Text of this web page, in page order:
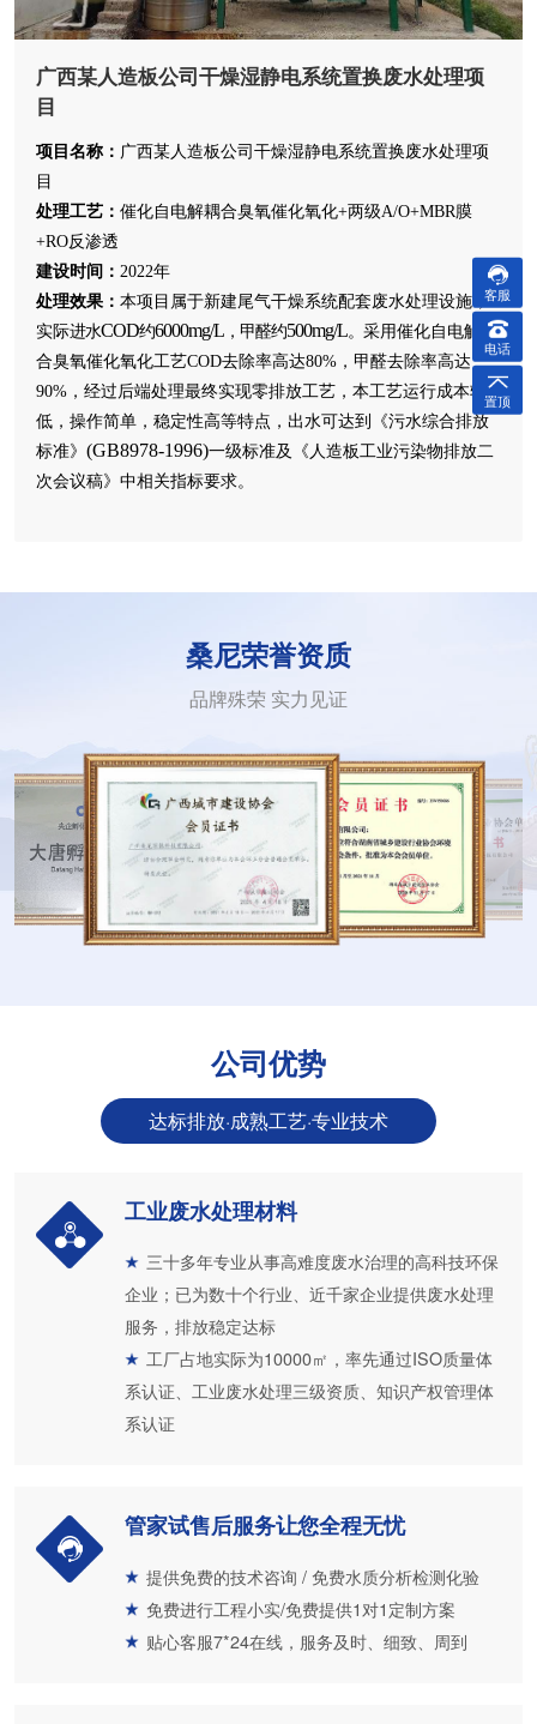
广西某人造板公司干燥湿静电系统置换废水处理项
目
项目名称： 广西某人造板公司干燥湿静电系统置换废水处理项
目
处理工艺： 催化自电解耦合臭氧催化氧化+两级A/O+MBR膜
+RO反渗透
建设时间： 2022年
处理效果： 本项目属于新建尾气干燥系统配套废水处理设施，
实际进水COD约6000mg/L，甲醛约500mg/L。 采用催化自电解耦
合臭氧催化氧化工艺COD去除率高达80%，甲醛去除率高达
90%，经过后端处理最终实现零排放工艺，本工艺运行成本较
低，操作简单，稳定性高等特点，出水可达到《污水综合排放
标准》 (GB8978-1996)一级标准及《人造板工业污染物排放二
次会议稿》中相关指标要求。
桑尼荣誉资质
品牌殊荣 实力见证
公司优势
达标排放·成熟工艺·专业技术
工业废水处理材料
三十多年专业从事高难度废水治理的高科技环保
企业；已为数十个行业、近千家企业提供废水处理
服务，排放稳定达标
工厂占地实际为10000㎡，率先通过ISO质量体
系认证、工业废水处理三级资质、知识产权管理体
系认证
管家试售后服务让您全程无忧
提供免费的技术咨询 / 免费水质分析检测化验
免费进行工程小实/免费提供1对1定制方案
贴心客服7*24在线，服务及时、细致、周到
客服
电话
置顶